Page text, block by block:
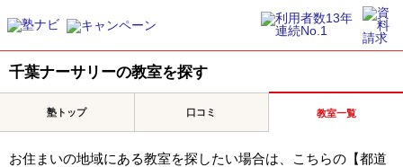
千葉ナーサリーの教室を探す
塾トップ 口コミ 教室一覧
お住まいの地域にある教室を探したい場合は、こちらの【都道